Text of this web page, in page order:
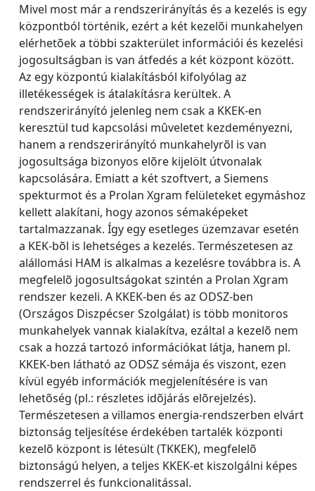
Mivel most már a rendszerirányítás és a kezelés is egy
központból történik, ezért a két kezelõi munkahelyen
elérhetõek a többi szakterület információi és kezelési
jogosultságban is van átfedés a két központ között.
Az egy központú kialakításból kifolyólag az
illetékességek is átalakításra kerültek. A
rendszerirányító jelenleg nem csak a KKEK-en
keresztül tud kapcsolási mûveletet kezdeményezni,
hanem a rendszerirányító munkahelyrõl is van
jogosultsága bizonyos elõre kijelölt útvonalak
kapcsolására. Emiatt a két szoftvert, a Siemens
spekturmot és a Prolan Xgram felületeket egymáshoz
kellett alakítani, hogy azonos sémaképeket
tartalmazzanak. Így egy esetleges üzemzavar esetén
a KEK-bõl is lehetséges a kezelés. Természetesen az
alállomási HAM is alkalmas a kezelésre továbbra is. A
megfelelõ jogosultságokat szintén a Prolan Xgram
rendszer kezeli. A KKEK-ben és az ODSZ-ben
(Országos Diszpécser Szolgálat) is több monitoros
munkahelyek vannak kialakítva, ezáltal a kezelõ nem
csak a hozzá tartozó információkat látja, hanem pl.
KKEK-ben látható az ODSZ sémája és viszont, ezen
kívül egyéb információk megjelenítésére is van
lehetõség (pl.: részletes idõjárás elõrejelzés).
Természetesen a villamos energia-rendszerben elvárt
biztonság teljesítése érdekében tartalék központi
kezelõ központ is létesült (TKKEK), megfelelõ
biztonságú helyen, a teljes KKEK-et kiszolgálni képes
rendszerrel és funkcionalitással.